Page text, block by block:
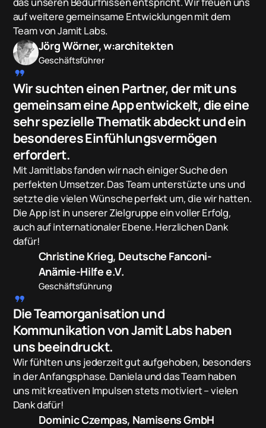
auf weitere gemeinsame Entwicklungen mit dem
Team von Jamit Labs.
Jörg Wörner, w:architekten
Geschäftsführer
format_quote
Wir suchten einen Partner, der mit uns
gemeinsam eine App entwickelt, die eine
sehr spezielle Thematik abdeckt und ein
besonderes Einfühlungsvermögen
erfordert.
Mit Jamitlabs fanden wir nach einiger Suche den
perfekten Umsetzer. Das Team unterstüzte uns und
setzte die vielen Wünsche perfekt um, die wir hatten.
Die App ist in unserer Zielgruppe ein voller Erfolg,
auch auf internationaler Ebene. Herzlichen Dank
dafür!
Christine Krieg, Deutsche Fanconi-
Anämie-Hilfe e.V.
Geschäftsführung
format_quote
Die Teamorganisation und
Kommunikation von Jamit Labs haben
uns beeindruckt.
Wir fühlten uns jederzeit gut aufgehoben, besonders
in der Anfangsphase. Daniela und das Team haben
uns mit kreativen Impulsen stets motiviert – vielen
Dank dafür!
Dominic Czempas, Namisens GmbH